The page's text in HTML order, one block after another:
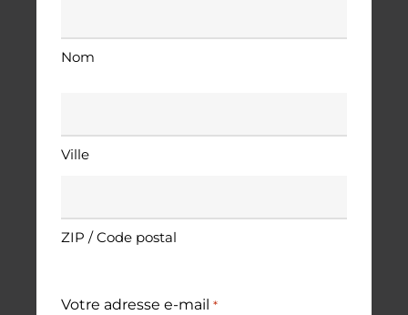
Nom
*
Ville
ZIP / Code postal
Votre adresse e-mail *